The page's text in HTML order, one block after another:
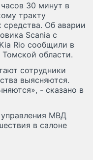
30 минут в
тракту
средства. Об аварии
Scania с
Rio сообщили в
области.
сотрудники
выясняются.
- сказано в
управления МВД
в салоне